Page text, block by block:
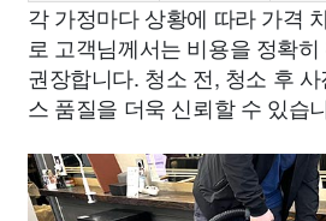
각 가정마다 상황에 따라 가격
로 고객님께서는 비용을 정확
권장합니다. 청소 전, 청소 후
스 품질을 더욱 신뢰할 수 있습